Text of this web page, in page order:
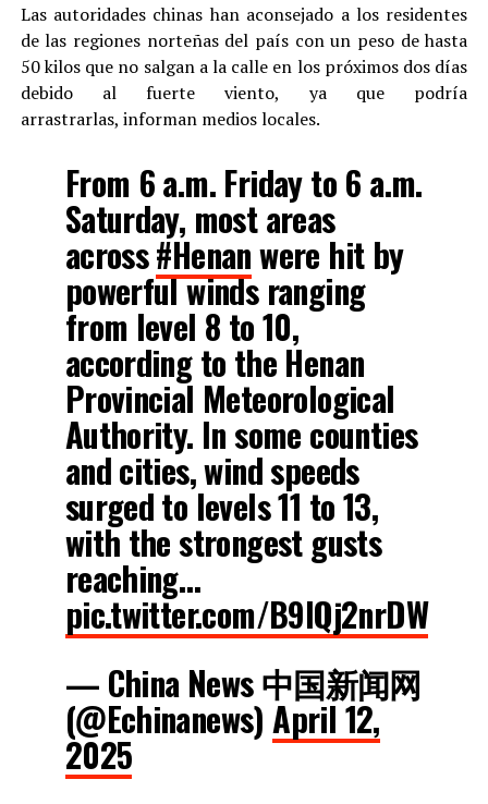
Las autoridades chinas han aconsejado a los residentes
de las regiones norteñas del país con un peso de hasta
50 kilos que no salgan a la calle en los próximos dos días
debido al fuerte viento, ya que podría
arrastrarlas, informan medios locales.
From 6 a.m. Friday to 6 a.m.
Saturday, most areas
across#Henanwere hit by
powerful winds ranging
from level 8 to 10,
according to the Henan
Provincial Meteorological
Authority. In some counties
and cities, wind speeds
surged to levels 11 to 13,
with the strongest gusts
reaching…
pic.twitter.com/B9IQj2nrDW
— China News 中国新闻网
(@Echinanews) April 12,
2025